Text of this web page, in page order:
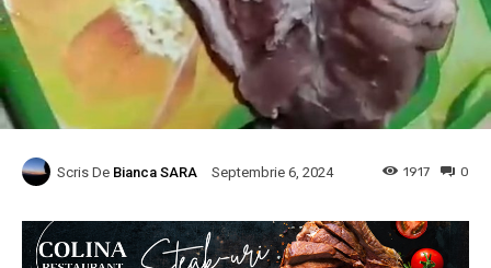
Scris De Bianca SARA Septembrie 6, 2024 0
1917